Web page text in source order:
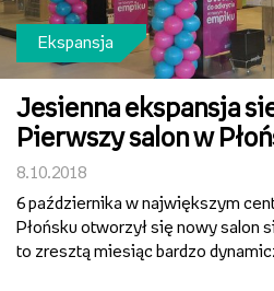
Ekspansja
Jesienna ekspansja
Pierwszy salon w
8.10.2018
6 października w największym
Płońsku otworzył się nowy salon
to zresztą miesiąc bardzo